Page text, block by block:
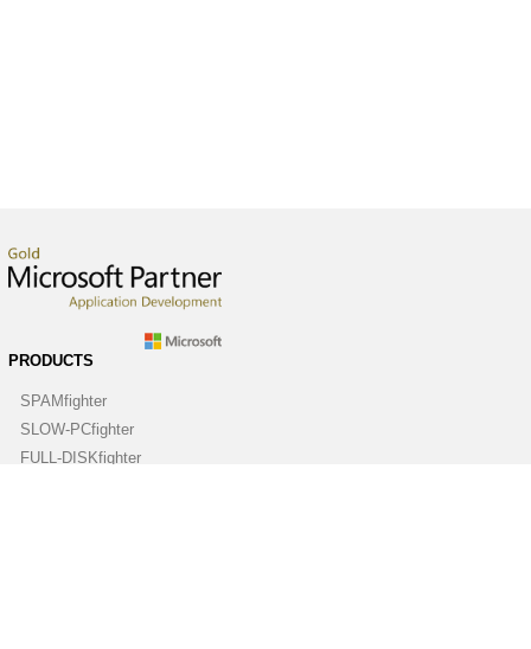
PRODUCTS
SPAMfighter
SLOW-PCfighter
FULL-DISKfighter